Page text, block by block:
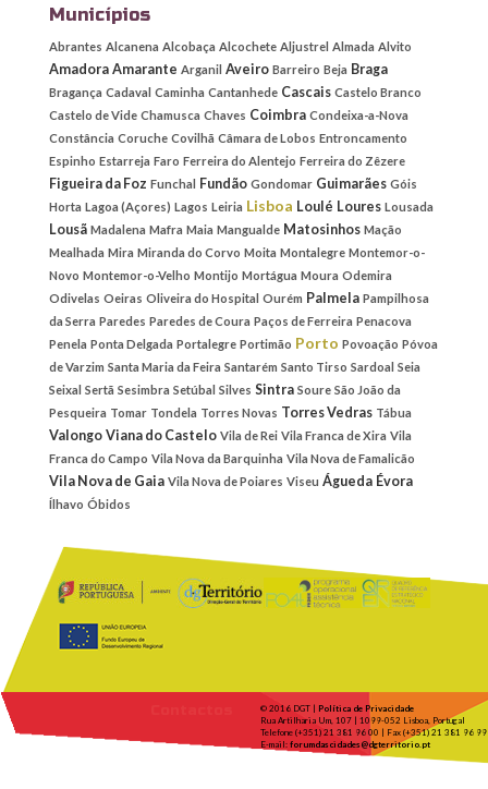
Municípios
Abrantes Alcanena Alcobaça Alcochete Aljustrel Almada Alvito
Amadora Amarante Arganil Aveiro Barreiro Beja Braga
Bragança Cadaval Caminha Cantanhede Cascais Castelo Branco
Castelo de Vide Chamusca Chaves Coimbra Condeixa-a-Nova
Constância Coruche Covilhã Câmara de Lobos Entroncamento
Espinho Estarreja Faro Ferreira do Alentejo Ferreira do Zêzere
Figueira da Foz Funchal Fundão Gondomar Guimarães Góis
Horta Lagoa (Açores) Lagos Leiria Lisboa Loulé Loures Lousada
Lousã Madalena Mafra Maia Mangualde Matosinhos Mação
Mealhada Mira Miranda do Corvo Moita Montalegre Montemor-o-
Novo Montemor-o-Velho Montijo Mortágua Moura Odemira
Odivelas Oeiras Oliveira do Hospital Ourém Palmela Pampilhosa
da Serra Paredes Paredes de Coura Paços de Ferreira Penacova
Penela Ponta Delgada Portalegre Portimão Porto Povoação Póvoa
de Varzim Santa Maria da Feira Santarém Santo Tirso Sardoal Seia
Seixal Sertã Sesimbra Setúbal Silves Sintra Soure São João da
Pesqueira Tomar Tondela Torres Novas Torres Vedras Tábua
Valongo Viana do Castelo Vila de Rei Vila Franca de Xira Vila
Franca do Campo Vila Nova da Barquinha Vila Nova de Famalicão
Vila Nova de Gaia Vila Nova de Poiares Viseu Águeda Évora
Ílhavo Óbidos
© 2016 DGT | Política de Privacidade
Rua Artilharia Um, 107 | 1099-052 Lisboa, Portugal
Telefone (+351) 21 381 96 00 | Fax (+351) 21 381 96 99
E-mail: forumdascidades@dgterritorio.pt